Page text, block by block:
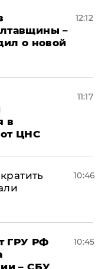
–
о новой
12:12
в
ЦНС
11:17
10:46
ГРУ РФ
– СБУ
10:45